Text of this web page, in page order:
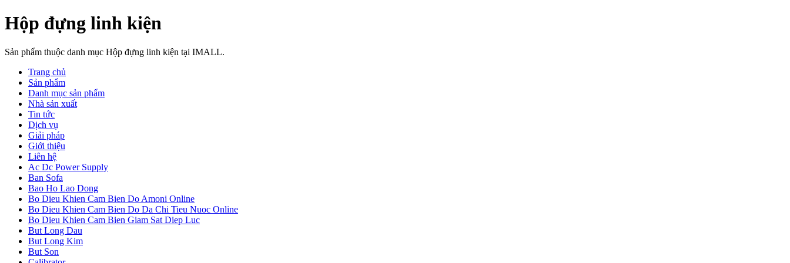
Hộp đựng linh kiện
Sản phẩm thuộc danh mục Hộp đựng linh kiện tại IMALL.
Trang chủ
Sản phẩm
Danh mục sản phẩm
Nhà sản xuất
Tin tức
Dịch vụ
Giải pháp
Giới thiệu
Liên hệ
Ac Dc Power Supply
Ban Sofa
Bao Ho Lao Dong
Bo Dieu Khien Cam Bien Do Amoni Online
Bo Dieu Khien Cam Bien Do Da Chi Tieu Nuoc Online
Bo Dieu Khien Cam Bien Giam Sat Diep Luc
But Long Dau
But Long Kim
But Son